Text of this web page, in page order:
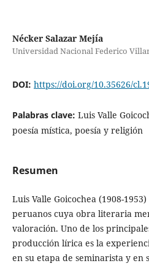
Nécker Salazar Mejía
Universidad Nacional Federico
DOI: https://doi.org/10.35626/
Palabras clave: Luis Valle
poesía mística, poesía y religión
Resumen
Luis Valle Goicochea (1908-
peruanos cuya obra literaria
valoración. Uno de los
producción lírica es la
en su etapa de seminarista y en